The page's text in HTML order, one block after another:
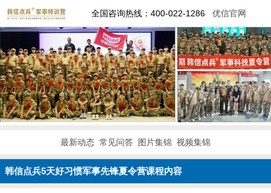
全国咨询热线：400-022-1286 优信官网
最新动态 常见问答 图片集锦 视频集锦
韩信点兵5天好习惯军事先锋夏令营课程内容